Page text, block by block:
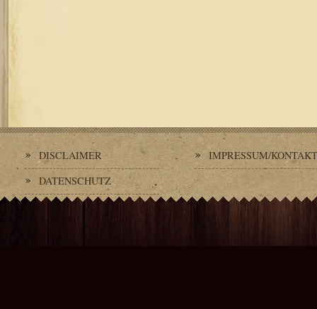
DISCLAIMER
DATENSCHUTZ
IMPRESSUM/KONTAKT